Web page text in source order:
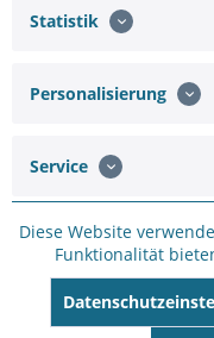
Artikel-Nr.:
Hersteller Artikel-
Beschreibung
Netzwerk Dome,
Alarm, Audio, 12V,
Technische Daten
Statistik
Personalisierung
Service
Diese Website
Funktionalität